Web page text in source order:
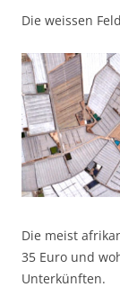
Die weissen
Die meist
35 Euro und
Unterkünften.